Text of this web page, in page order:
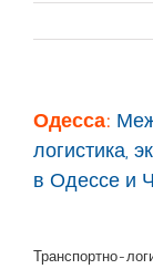
Одесса:
логистика,
в Одессе и
Транспортно-